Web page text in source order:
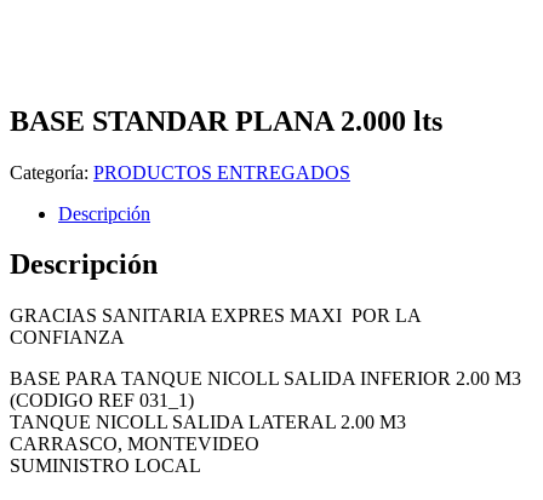
BASE STANDAR PLANA 2.000 lts
Categoría: PRODUCTOS ENTREGADOS
Descripción
Descripción
GRACIAS SANITARIA EXPRES MAXI POR LA
CONFIANZA
BASE PARA TANQUE NICOLL SALIDA INFERIOR 2.00 M3
(CODIGO REF 031_1)
TANQUE NICOLL SALIDA LATERAL 2.00 M3
CARRASCO, MONTEVIDEO
SUMINISTRO LOCAL